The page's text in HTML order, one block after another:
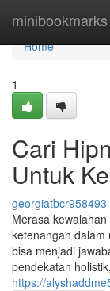
minibookmarks
Home
Home
1
Cari
Untuk
georgiatbcr958493
Merasa
ketenangan dalam
bisa menjadi
pendekatan
https://